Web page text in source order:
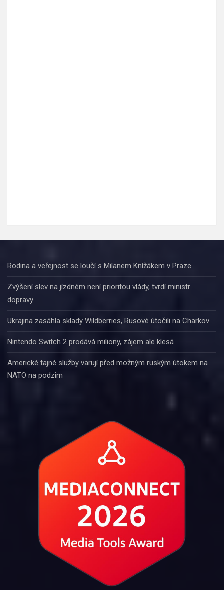
Rodina a veřejnost se loučí s Milanem Knížákem v Praze
Zvýšení slev na jízdném není prioritou vlády, tvrdí ministr
dopravy
Ukrajina zasáhla sklady Wildberries, Rusové útočili na Charkov
Nintendo Switch 2 prodává miliony, zájem ale klesá
Americké tajné služby varují před možným ruským útokem na
NATO na podzim